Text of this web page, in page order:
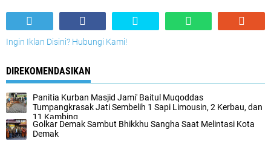
Ingin Iklan Disini? Hubungi Kami!
DIREKOMENDASIKAN
Panitia Kurban Masjid Jami' Baitul Muqoddas
Tumpangkrasak Jati Sembelih 1 Sapi Limousin, 2 Kerbau, dan
11 Kambing
Golkar Demak Sambut Bhikkhu Sangha Saat Melintasi Kota
Demak